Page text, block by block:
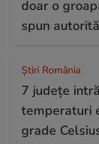
doar o
spun
Știri România
7 județe
temperaturi
grade